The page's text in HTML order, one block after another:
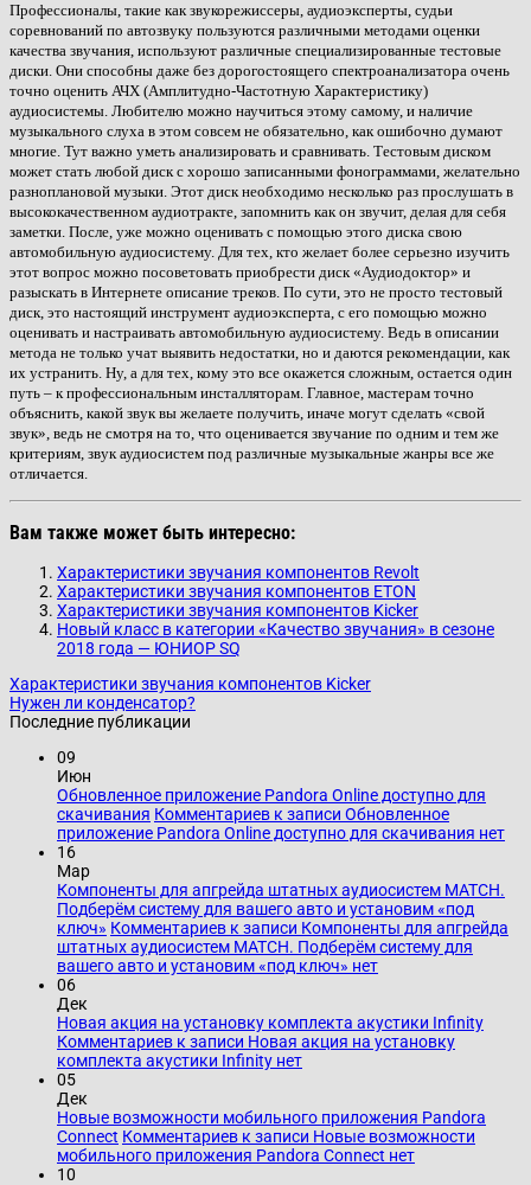
Профессионалы, такие как звукорежиссеры, аудиоэксперты, судьи
соревнований по автозвуку пользуются различными методами оценки
качества звучания, используют различные специализированные тестовые
диски. Они способны даже без дорогостоящего спектроанализатора очень
точно оценить АЧХ (Амплитудно-Частотную Характеристику)
аудиосистемы. Любителю можно научиться этому самому, и наличие
музыкального слуха в этом совсем не обязательно, как ошибочно думают
многие. Тут важно уметь анализировать и сравнивать. Тестовым диском
может стать любой диск с хорошо записанными фонограммами, желательно
разноплановой музыки. Этот диск необходимо несколько раз прослушать в
высококачественном аудиотракте, запомнить как он звучит, делая для себя
заметки. После, уже можно оценивать с помощью этого диска свою
автомобильную аудиосистему. Для тех, кто желает более серьезно изучить
этот вопрос можно посоветовать приобрести диск «Аудиодоктор» и
разыскать в Интернете описание треков. По сути, это не просто тестовый
диск, это настоящий инструмент аудиоэксперта, с его помощью можно
оценивать и настраивать автомобильную аудиосистему. Ведь в описании
метода не только учат выявить недостатки, но и даются рекомендации, как
их устранить. Ну, а для тех, кому это все окажется сложным, остается один
путь – к профессиональным инсталляторам. Главное, мастерам точно
объяснить, какой звук вы желаете получить, иначе могут сделать «свой
звук», ведь не смотря на то, что оценивается звучание по одним и тем же
критериям, звук аудиосистем под различные музыкальные жанры все же
отличается.
Вам также может быть интересно:
Характеристики звучания компонентов Revolt
Характеристики звучания компонентов ETON
Характеристики звучания компонентов Kicker
Новый класс в категории «Качество звучания» в сезоне
2018 года — ЮНИОР SQ
Характеристики звучания компонентов Kicker
Нужен ли конденсатор?
Последние публикации
09
Июн
Обновленное приложение Pandora Online доступно для
скачивания Комментариев к записи Обновленное
приложение Pandora Online доступно для скачивания нет
16
Мар
Компоненты для апгрейда штатных аудиосистем MATCH.
Подберём систему для вашего авто и установим «под
ключ» Комментариев к записи Компоненты для апгрейда
штатных аудиосистем MATCH. Подберём систему для
вашего авто и установим «под ключ» нет
06
Дек
Новая акция на установку комплекта акустики Infinity
Комментариев к записи Новая акция на установку
комплекта акустики Infinity нет
05
Дек
Новые возможности мобильного приложения Pandora
Connect Комментариев к записи Новые возможности
мобильного приложения Pandora Connect нет
10